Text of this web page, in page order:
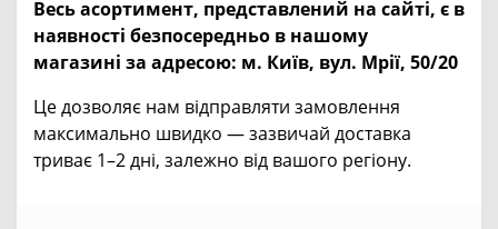
Весь асортимент, представлений на сайті, є в
наявності безпосередньо в нашому
магазині за адресою: м. Київ, вул. Мрії, 50/20
Це дозволяє нам відправляти замовлення
максимально швидко — зазвичай доставка
триває 1–2 дні, залежно від вашого регіону.